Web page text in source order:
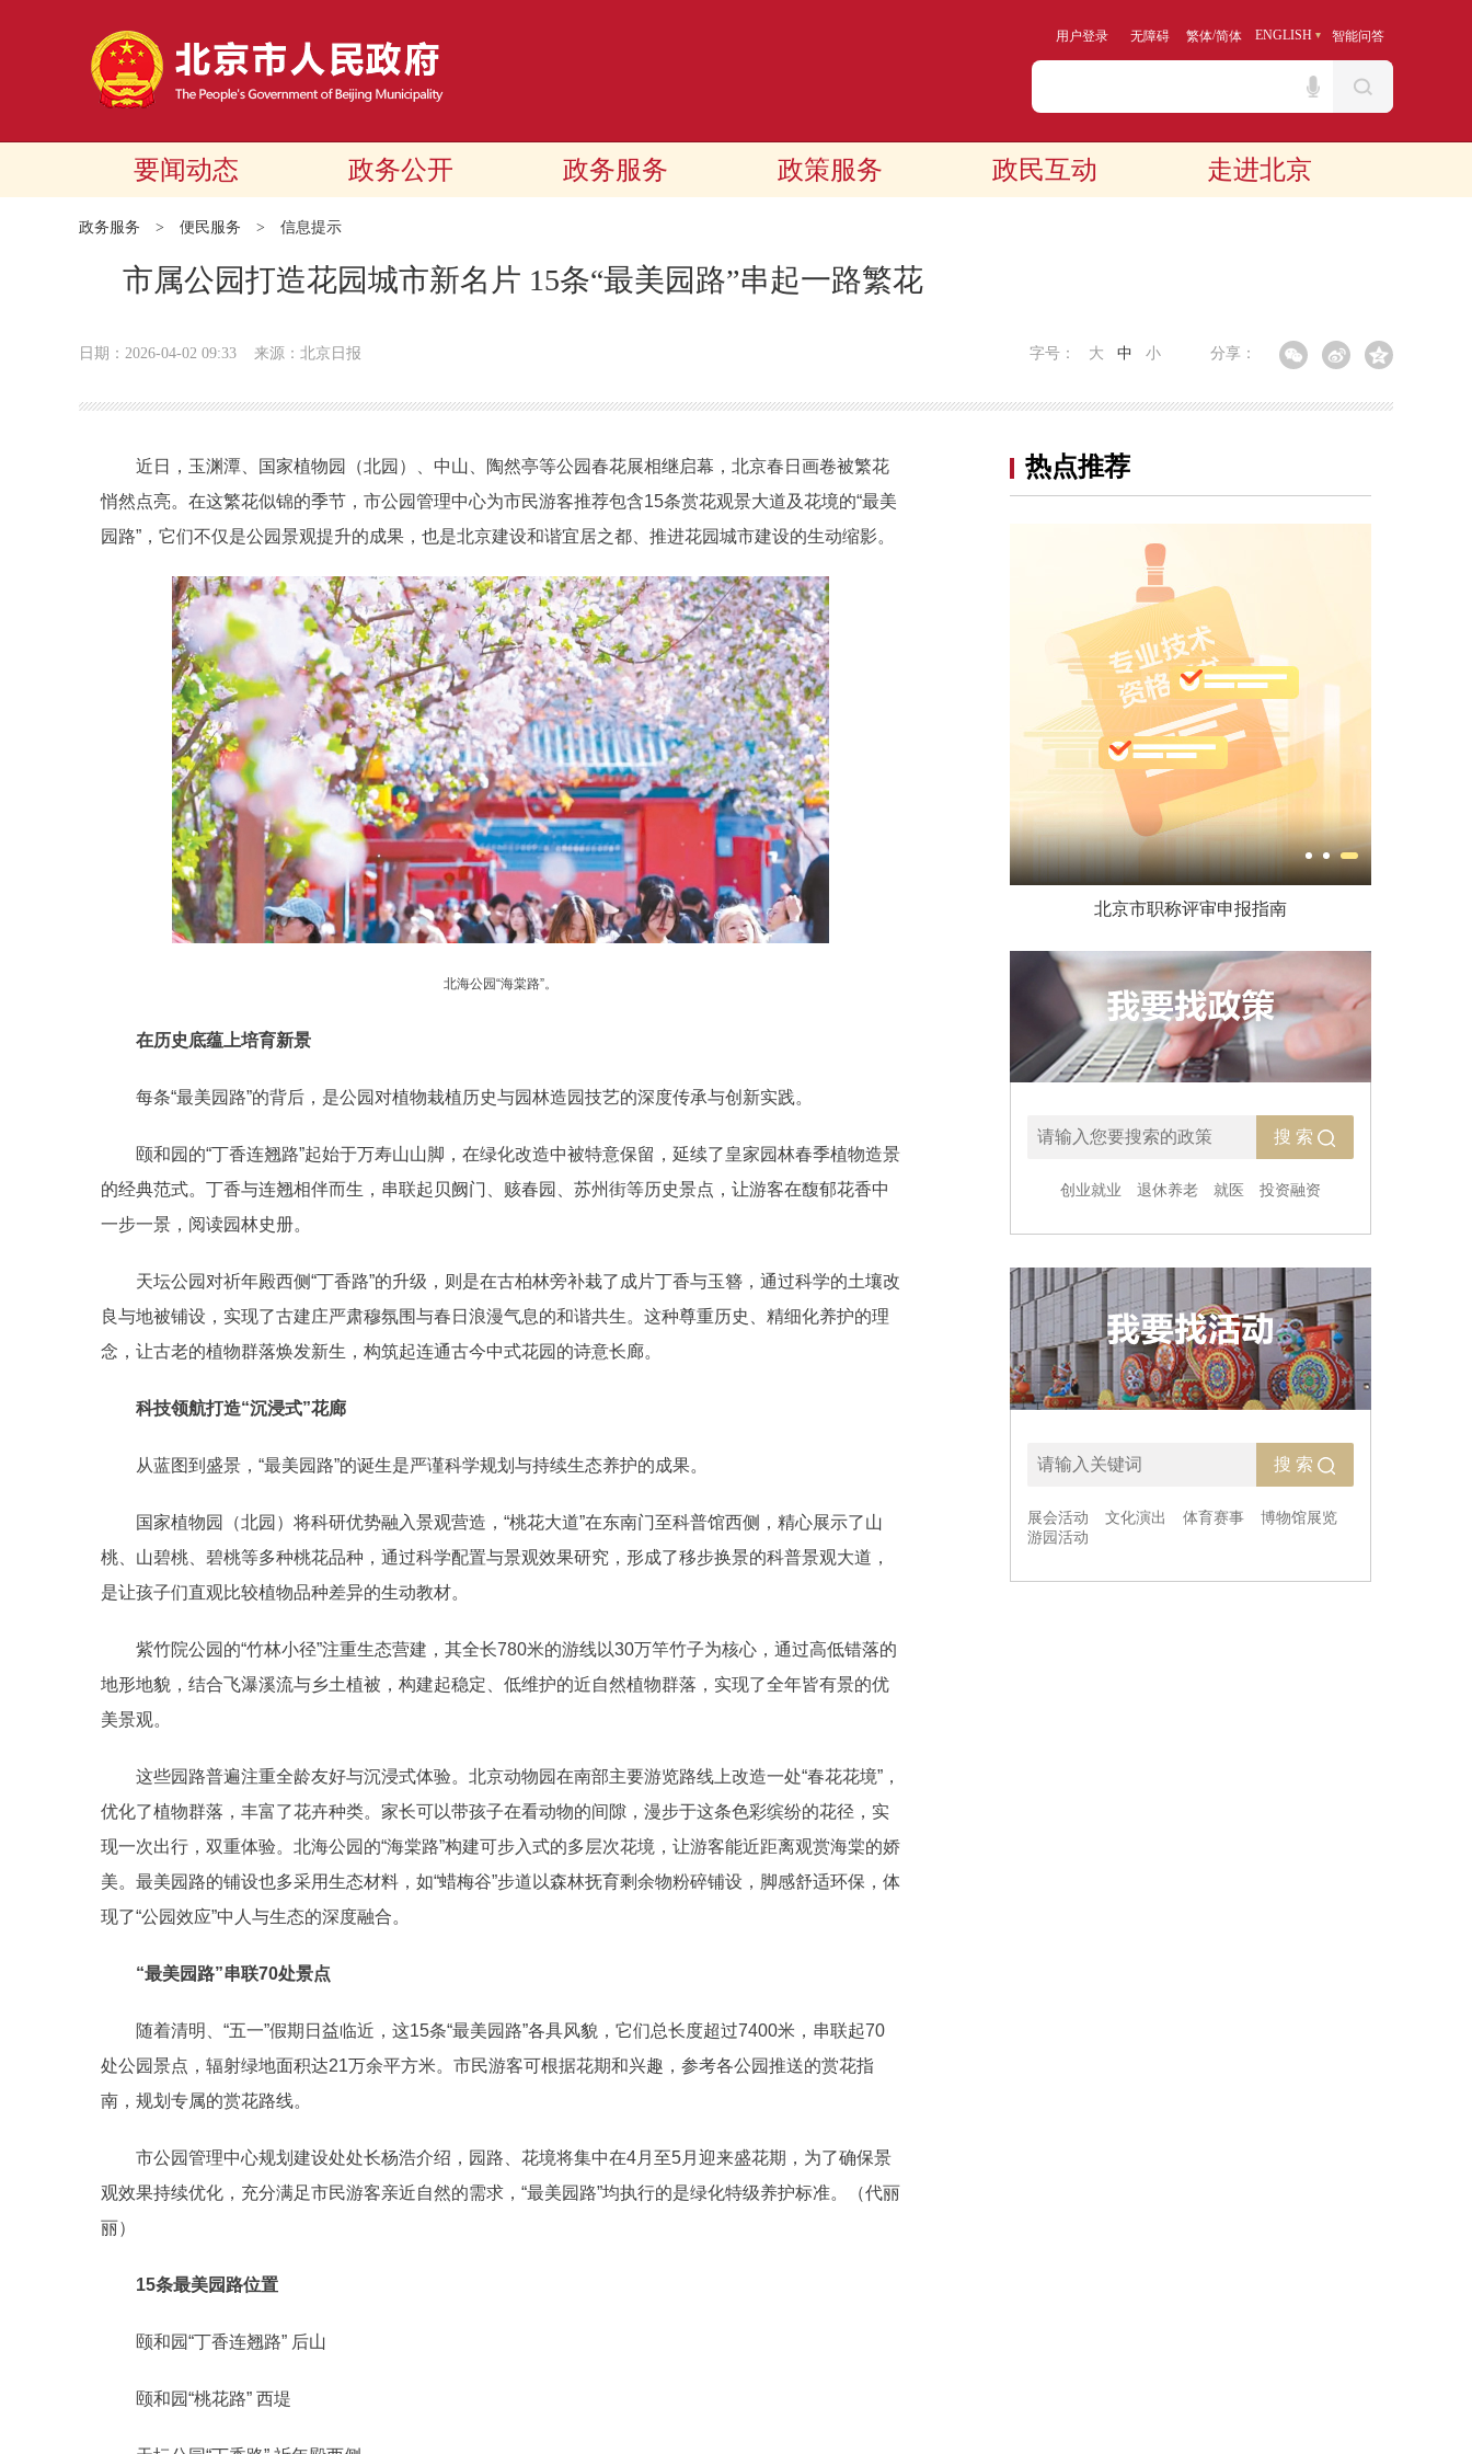
用户登录 无障碍 繁体/简体 ENGLISH 智能问答
要闻动态 政务公开 政务服务 政策服务 政民互动 走进北京
政务服务 > 便民服务 > 信息提示
市属公园打造花园城市新名片 15条“最美园路”串起一路繁花
日期：2026-04-02 09:33 来源：北京日报 分享：
字号： 大 中 小
近日，玉渊潭、国家植物园（北园）、中山、陶然亭等公园春花展相继启幕，北京春日画卷被繁花
悄然点亮。在这繁花似锦的季节，市公园管理中心为市民游客推荐包含15条赏花观景大道及花境的“最美
园路”，它们不仅是公园景观提升的成果，也是北京建设和谐宜居之都、推进花园城市建设的生动缩影。
北海公园“海棠路”。
在历史底蕴上培育新景
每条“最美园路”的背后，是公园对植物栽植历史与园林造园技艺的深度传承与创新实践。
颐和园的“丁香连翘路”起始于万寿山山脚，在绿化改造中被特意保留，延续了皇家园林春季植物造景
的经典范式。丁香与连翘相伴而生，串联起贝阙门、赅春园、苏州街等历史景点，让游客在馥郁花香中
一步一景，阅读园林史册。
天坛公园对祈年殿西侧“丁香路”的升级，则是在古柏林旁补栽了成片丁香与玉簪，通过科学的土壤改
良与地被铺设，实现了古建庄严肃穆氛围与春日浪漫气息的和谐共生。这种尊重历史、精细化养护的理
念，让古老的植物群落焕发新生，构筑起连通古今中式花园的诗意长廊。
科技领航打造“沉浸式”花廊
从蓝图到盛景，“最美园路”的诞生是严谨科学规划与持续生态养护的成果。
国家植物园（北园）将科研优势融入景观营造，“桃花大道”在东南门至科普馆西侧，精心展示了山
桃、山碧桃、碧桃等多种桃花品种，通过科学配置与景观效果研究，形成了移步换景的科普景观大道，
是让孩子们直观比较植物品种差异的生动教材。
紫竹院公园的“竹林小径”注重生态营建，其全长780米的游线以30万竿竹子为核心，通过高低错落的
地形地貌，结合飞瀑溪流与乡土植被，构建起稳定、低维护的近自然植物群落，实现了全年皆有景的优
美景观。
这些园路普遍注重全龄友好与沉浸式体验。北京动物园在南部主要游览路线上改造一处“春花花境”，
优化了植物群落，丰富了花卉种类。家长可以带孩子在看动物的间隙，漫步于这条色彩缤纷的花径，实
现一次出行，双重体验。北海公园的“海棠路”构建可步入式的多层次花境，让游客能近距离观赏海棠的娇
美。最美园路的铺设也多采用生态材料，如“蜡梅谷”步道以森林抚育剩余物粉碎铺设，脚感舒适环保，体
现了“公园效应”中人与生态的深度融合。
“最美园路”串联70处景点
随着清明、“五一”假期日益临近，这15条“最美园路”各具风貌，它们总长度超过7400米，串联起70
处公园景点，辐射绿地面积达21万余平方米。市民游客可根据花期和兴趣，参考各公园推送的赏花指
南，规划专属的赏花路线。
市公园管理中心规划建设处处长杨浩介绍，园路、花境将集中在4月至5月迎来盛花期，为了确保景
观效果持续优化，充分满足市民游客亲近自然的需求，“最美园路”均执行的是绿化特级养护标准。
（代丽
丽）
15条最美园路位置
颐和园“丁香连翘路” 后山
颐和园“桃花路” 西堤
热点推荐